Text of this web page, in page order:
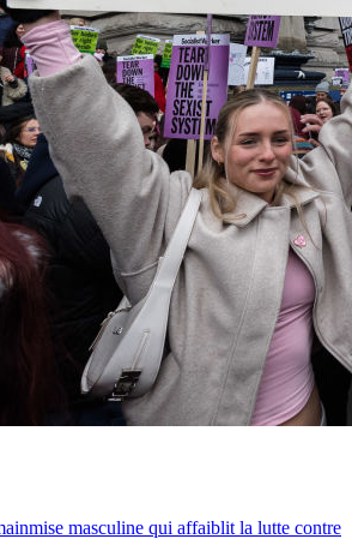
masculine qui affaiblit la lutte contre